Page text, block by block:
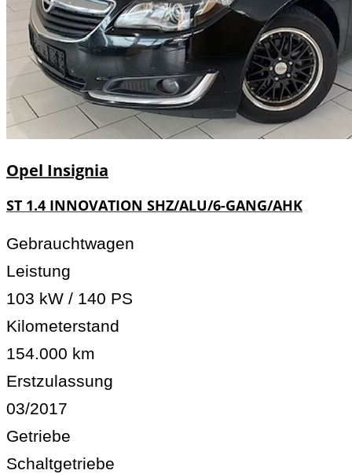
Opel Insignia
ST 1.4 INNOVATION SHZ/ALU/6-GANG/AHK
Gebrauchtwagen
Leistung
103 kW / 140 PS
Kilometerstand
154.000 km
Erstzulassung
03/2017
Getriebe
Schaltgetriebe